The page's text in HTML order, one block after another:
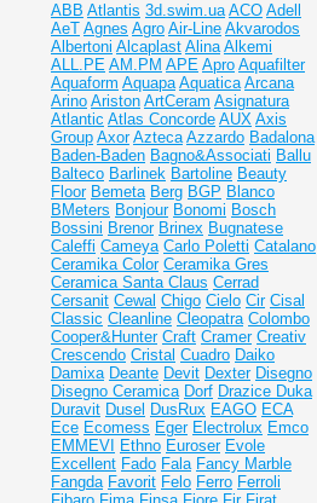
ABB Atlantis 3d.swim.ua ACO Adell
AeT Agnes Agro Air-Line Akvarodos
Albertoni Alcaplast Alina Alkemi
ALL.PE AM.PM APE Apro Aquafilter
Aquaform Aquapa Aquatica Arcana
Arino Ariston ArtCeram Asignatura
Atlantic Atlas Concorde AUX Axis
Group Axor Azteca Azzardo Badalona
Baden-Baden Bagno&Associati Ballu
Balteco Barlinek Bartoline Beauty
Floor Bemeta Berg BGP Blanco
BMeters Bonjour Bonomi Bosch
Bossini Brenor Brinex Bugnatese
Caleffi Cameya Carlo Poletti Catalano
Ceramika Color Ceramika Gres
Ceramiсa Santa Claus Cerrad
Cersanit Cewal Chigo Cielo Cir Cisal
Classic Cleanline Cleopatra Colombo
Cooper&Hunter Craft Cramer Creativ
Crescendo Cristal Cuadro Daiko
Damixa Deante Devit Dexter Disegno
Disegno Ceramica Dorf Drazice Duka
Duravit Dusel DusRux EAGO ECA
Ece Ecomess Eger Electrolux Emco
EMMEVI
Ethno Euroser Evole
Excellent Fado Fala Fancy Marble
Fangda Favorit Felo Ferro Ferroli